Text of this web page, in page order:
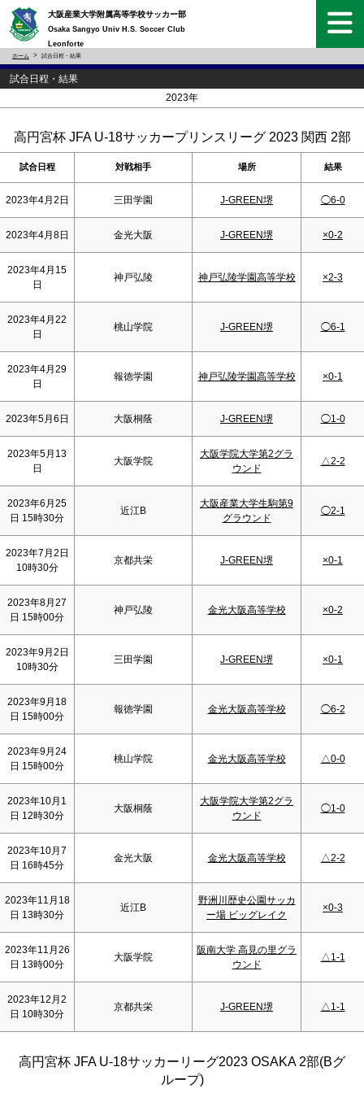
大阪産業大学附属高等学校サッカー部
Osaka Sangyo Univ H.S. Soccer Club
Leonforte
ホーム 試合日程・結果
試合日程・結果
2023年
高円宮杯 JFA U-18サッカープリンスリーグ 2023 関西 2部
試合日程 対戦相手 場所 結果
2023年4月2日 三田学園 J-GREEN堺 ◯6-0
2023年4月8日 金光大阪 J-GREEN堺 ×0-2
2023年4月15
日
神戸弘陵 神戸弘陵学園高等学校 ×2-3
2023年4月22
日
桃山学院 J-GREEN堺 ◯6-1
2023年4月29
日
報徳学園 神戸弘陵学園高等学校 ×0-1
2023年5月6日 大阪桐蔭 J-GREEN堺 ◯1-0
2023年5月13
日
大阪学院
大阪学院大学第2グラ
ウンド
△2-2
2023年6月25
日 15時30分
近江B
大阪産業大学生駒第9
グラウンド
◯2-1
2023年7月2日
10時30分
京都共栄 J-GREEN堺 ×0-1
2023年8月27
日 15時00分
神戸弘陵 金光大阪高等学校 ×0-2
2023年9月2日
10時30分
三田学園 J-GREEN堺 ×0-1
2023年9月18
日 15時00分
報徳学園 金光大阪高等学校 ◯6-2
2023年9月24
日 15時00分
桃山学院 金光大阪高等学校 △0-0
2023年10月1
日 12時30分
大阪桐蔭
大阪学院大学第2グラ
ウンド
◯1-0
2023年10月7
日 16時45分
金光大阪 金光大阪高等学校 △2-2
2023年11月18
日 13時30分
近江B
野洲川歴史公園サッカ
ー場 ビッグレイク
×0-3
2023年11月26
日 13時00分
大阪学院
阪南大学 高見の里グラ
ウンド
△1-1
2023年12月2
日 10時30分
京都共栄 J-GREEN堺 △1-1
高円宮杯 JFA U-18サッカーリーグ2023 OSAKA 2部(Bグ
ループ)